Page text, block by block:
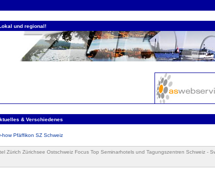
und regional!
& Verschiedenes
Pfäffikon SZ Schweiz
Zürich Zürichsee Ostschweiz Focus Top Seminarhotels und Tagungszentren Schweiz -